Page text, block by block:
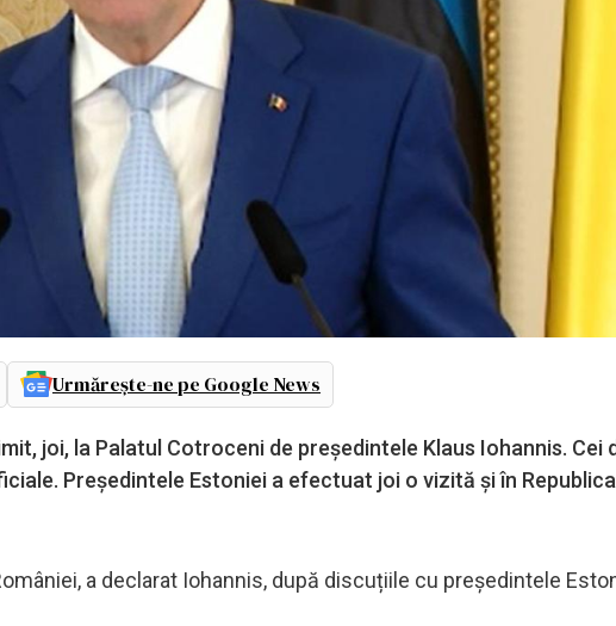
Urmărește-ne pe Google News
joi, la Palatul Cotroceni de preşedintele Klaus Iohannis. Cei
Preşedintele Estoniei a efectuat joi o vizită şi în Republica
a declarat Iohannis, după discuțiile cu preşedintele